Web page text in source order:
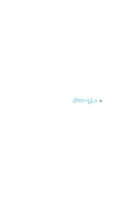
d¤n¬j¡L« »